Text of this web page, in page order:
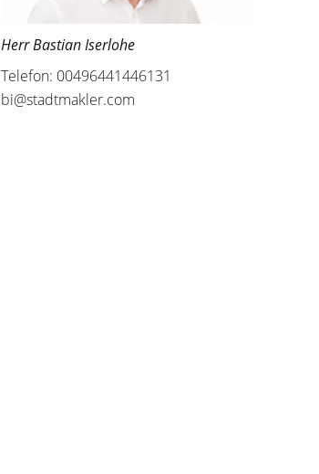
Herr Bastian Iserlohe
Telefon: 00496441446131
bi@stadtmakler.com